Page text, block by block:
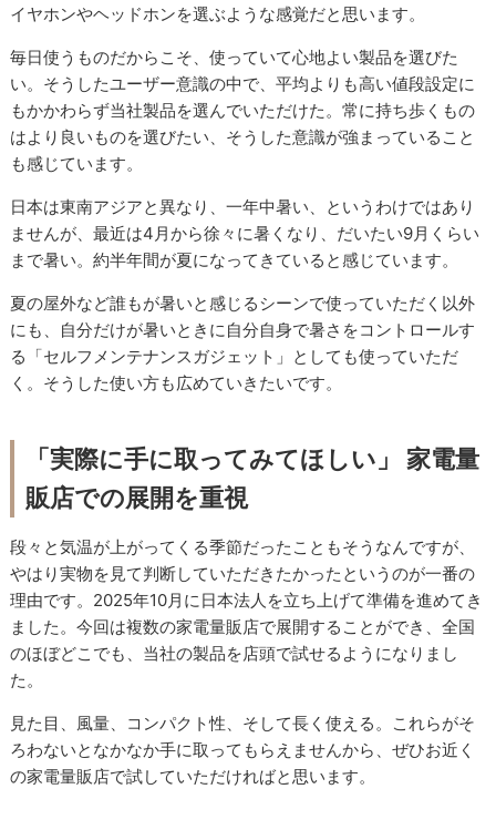
イヤホンやヘッドホンを選ぶような感覚だと思います。
毎日使うものだからこそ、使っていて心地よい製品を選びた
い。そうしたユーザー意識の中で、平均よりも高い値段設定に
もかかわらず当社製品を選んでいただけた。常に持ち歩くもの
はより良いものを選びたい、そうした意識が強まっていること
も感じています。
日本は東南アジアと異なり、一年中暑い、というわけではあり
ませんが、最近は4月から徐々に暑くなり、だいたい9月くらい
まで暑い。約半年間が夏になってきていると感じています。
夏の屋外など誰もが暑いと感じるシーンで使っていただく以外
にも、自分だけが暑いときに自分自身で暑さをコントロールす
る「セルフメンテナンスガジェット」としても使っていただ
く。そうした使い方も広めていきたいです。
「実際に手に取ってみてほしい」 家電量
販店での展開を重視
段々と気温が上がってくる季節だったこともそうなんですが、
やはり実物を見て判断していただきたかったというのが一番の
理由です。2025年10月に日本法人を立ち上げて準備を進めてき
ました。今回は複数の家電量販店で展開することができ、全国
のほぼどこでも、当社の製品を店頭で試せるようになりまし
た。
見た目、風量、コンパクト性、そして長く使える。これらがそ
ろわないとなかなか手に取ってもらえませんから、ぜひお近く
の家電量販店で試していただければと思います。